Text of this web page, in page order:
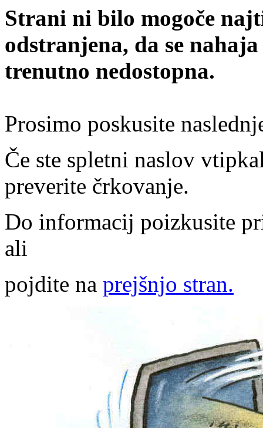
Strani ni bilo mogoče
odstranjena, da se
trenutno nedostopna.
Prosimo poskusite
Če ste spletni naslov
preverite črkovanje.
Do informacij poizkusite
ali
pojdite na prejšnjo stran.